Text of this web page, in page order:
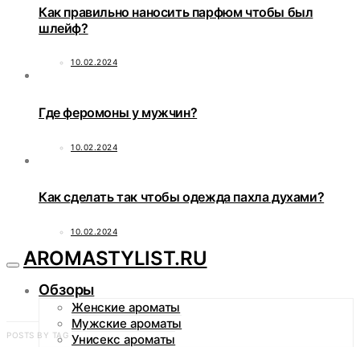
Как правильно наносить парфюм чтобы был
шлейф?
10.02.2024
Где феромоны у мужчин?
10.02.2024
Как сделать так чтобы одежда пахла духами?
10.02.2024
AROMASTYLIST.RU
Обзоры
Женские ароматы
Мужские ароматы
Унисекс ароматы
POSTS BY TAG